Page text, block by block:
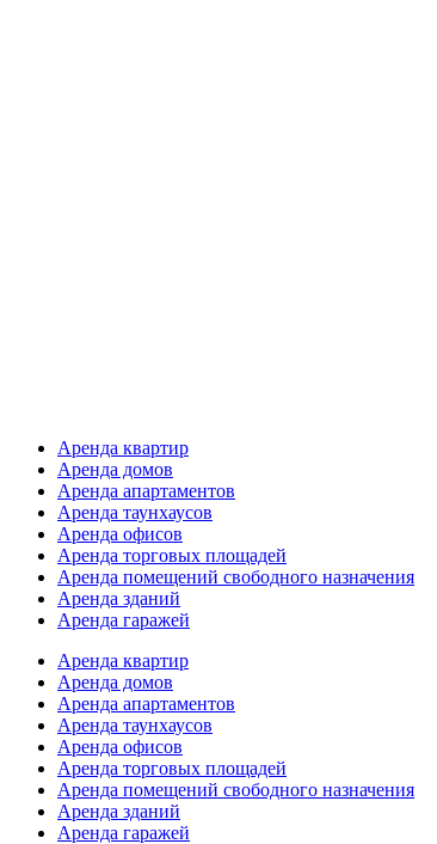
Аренда квартир
Аренда домов
Аренда апартаментов
Аренда таунхаусов
Аренда офисов
Аренда торговых площадей
Аренда помещений свободного назначения
Аренда зданий
Аренда гаражей
Аренда квартир
Аренда домов
Аренда апартаментов
Аренда таунхаусов
Аренда офисов
Аренда торговых площадей
Аренда помещений свободного назначения
Аренда зданий
Аренда гаражей